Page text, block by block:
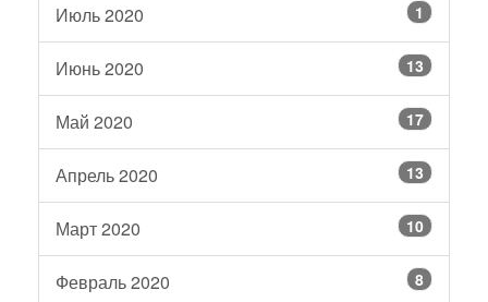
Июль 2020 1
Июнь 2020 13
Май 2020 17
Апрель 2020 13
Март 2020 10
Февраль 2020 8